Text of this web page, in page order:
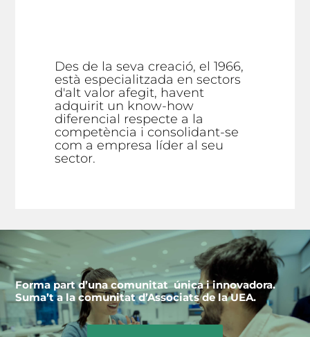
Des de la seva creació, el 1966,
està especialitzada en sectors
d'alt valor afegit, havent
adquirit un know-how
diferencial respecte a la
competència i consolidant-se
com a empresa líder al seu
sector.
Forma part d’una comunitat única i innovadora.
Suma’t a la comunitat d’Associats de la UEA.